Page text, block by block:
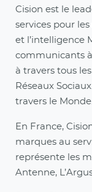
Cision est le
services pour
et l’intelligence
communicants
à travers tous
Réseaux
travers le Monde.
En France,
marques au
représente les
Antenne,